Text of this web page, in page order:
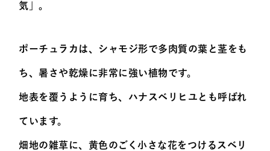
気」。
ポーチュラカは、シャモジ形で多肉質の葉と茎をも
ち、暑さや乾燥に非常に強い植物です。
地表を覆うように育ち、ハナスベリヒユとも呼ばれ
ています。
畑地の雑草に、黄色のごく小さな花をつけるスベリ